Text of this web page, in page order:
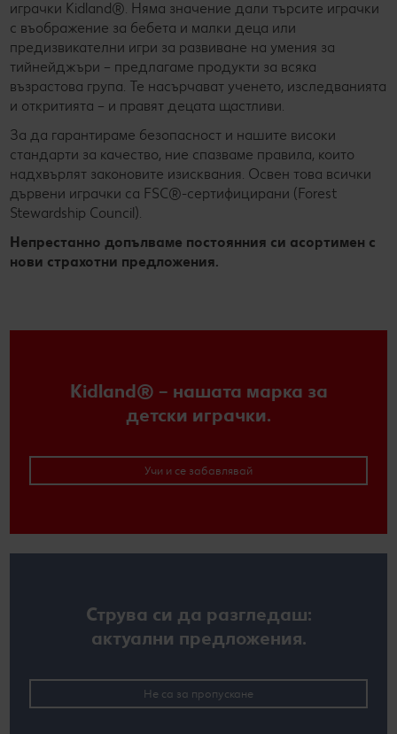
играчки Kidland®. Няма значение дали търсите играчки
с въображение за бебета и малки деца или
предизвикателни игри за развиване на умения за
тийнейджъри – предлагаме продукти за всяка
възрастова група. Те насърчават ученето, изследванията
и откритията – и правят децата щастливи.
За да гарантираме безопасност и нашите високи
стандарти за качество, ние спазваме правила, които
надхвърлят законовите изисквания. Освен това всички
дървени играчки са FSC®-сертифицирани (Forest
Stewardship Council).
Непрестанно допълваме постоянния си асортимен с
нови страхотни предложения.
Kidland® – нашата марка за
детски играчки.
Учи и се забавлявай
Струва си да разгледаш:
актуални предложения.
Не са за пропускане